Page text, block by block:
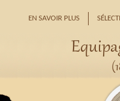
EN SAVOIR PLUS